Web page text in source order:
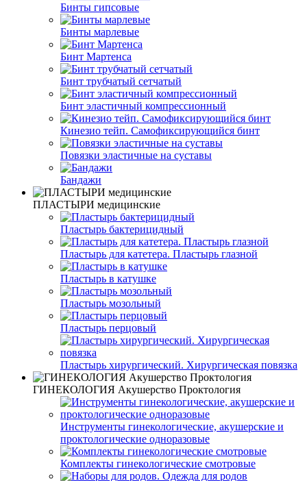
Бинты гипсовые
Бинты марлевые
Бинт Мартенса
Бинт трубчатый сетчатый
Бинт эластичный компрессионный
Кинезио тейп. Самофиксирующийся бинт
Повязки эластичные на суставы
Бандажи
ПЛАСТЫРИ медицинские
Пластырь бактерицидный
Пластырь для катетера. Пластырь глазной
Пластырь в катушке
Пластырь мозольный
Пластырь перцовый
Пластырь хирургический. Хирургическая повязка
ГИНЕКОЛОГИЯ Акушерство Проктология
Инструменты гинекологические, акушерские и
проктологические одноразовые
Комплекты гинекологические смотровые